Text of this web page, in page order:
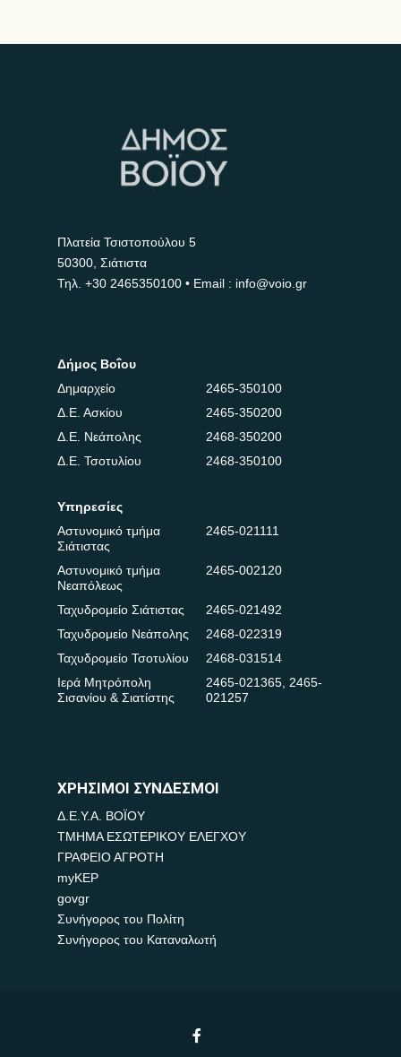
Πλατεία Τσιστοπούλου 5
50300, Σιάτιστα
Τηλ. +30 2465350100 • Email : info@voio.gr
Δήμος Βοΐου
Δημαρχείο
2465-350100
Δ.Ε. Ασκίου
2465-350200
Δ.Ε. Νεάπολης
2468-350200
Δ.Ε. Τσοτυλίου
2468-350100
Υπηρεσίες
Αστυνομικό τμήμα
Σιάτιστας
2465-021111
Αστυνομικό τμήμα
Νεαπόλεως
2465-002120
Ταχυδρομείο Σιάτιστας
2465-021492
Ταχυδρομείο Νεάπολης
2468-022319
Ταχυδρομείο Τσοτυλίου
2468-031514
Ιερά Μητρόπολη
Σισανίου & Σιατίστης
2465-021365, 2465-
021257
ΧΡΗΣΙΜΟΙ ΣΥΝΔΕΣΜΟΙ
Δ.Ε.Υ.Α. ΒΟΪΟΥ
ΤΜΗΜΑ ΕΣΩΤΕΡΙΚΟΥ ΕΛΕΓΧΟΥ
ΓΡΑΦΕΙΟ ΑΓΡΟΤΗ
myKEP
govgr
Συνήγορος του Πολίτη
Συνήγορος του Καταναλωτή